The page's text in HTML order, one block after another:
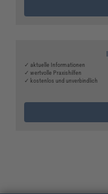
✓ aktuelle Informationen
✓ wertvolle Praxishilfen
✓ kostenlos und unverbindlich